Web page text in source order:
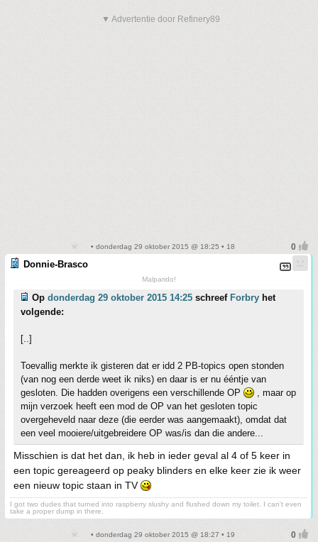
▼ Advertentie door Refinery89
• donderdag 29 oktober 2015 @ 18:25 • 18
Donnie-Brasco
Malparido!
Op donderdag 29 oktober 2015 14:25 schreef Forbry het
volgende:
[..]
Toevallig merkte ik gisteren dat er idd 2 PB-topics open stonden
(van nog een derde weet ik niks) en daar is er nu ééntje van
gesloten. Die hadden overigens een verschillende OP
, maar op
mijn verzoek heeft een mod de OP van het gesloten topic
overgeheveld naar deze (die eerder was aangemaakt), omdat dat
een veel mooiere/uitgebreidere OP was/is dan die andere...
Misschien is dat het dan, ik heb in ieder geval al 4 of 5 keer in
een topic gereageerd op peaky blinders en elke keer zie ik weer
een nieuw topic staan in TV
I got two dudes that turned into raspberry slushy and flushed down my toilet. I can't even
take a proper dump in there.
• donderdag 29 oktober 2015 @ 18:27 • 19